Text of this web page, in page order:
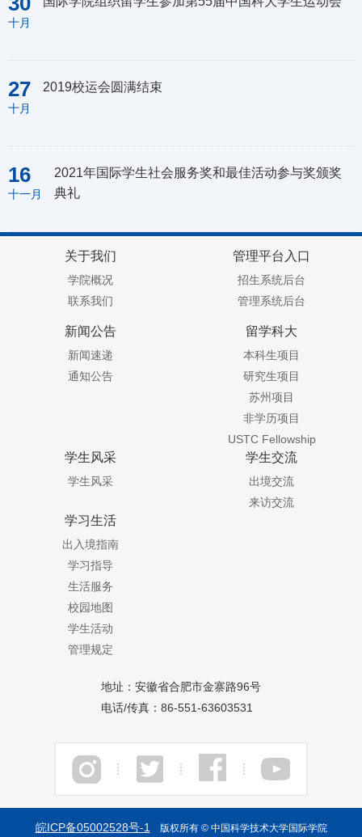
十月
27
十月
2019校运会圆满结束
16
十一月
2021年国际学生社会服务奖和最佳活动参与奖颁奖
典礼
关于我们
学院概况
联系我们
管理平台入口
招生系统后台
管理系统后台
新闻公告
新闻速递
通知公告
留学科大
本科生项目
研究生项目
苏州项目
非学历项目
USTC Fellowship
学生风采
学生风采
学生交流
出境交流
来访交流
学习生活
出入境指南
学习指导
生活服务
校园地图
学生活动
管理规定
地址：安徽省合肥市金寨路96号
电话/传真：86-551-63603531
皖ICP备05002528号-1 版权所有 © 中国科学技术大学国际学院